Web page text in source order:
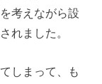
考えながら設
れました。
しまって、も